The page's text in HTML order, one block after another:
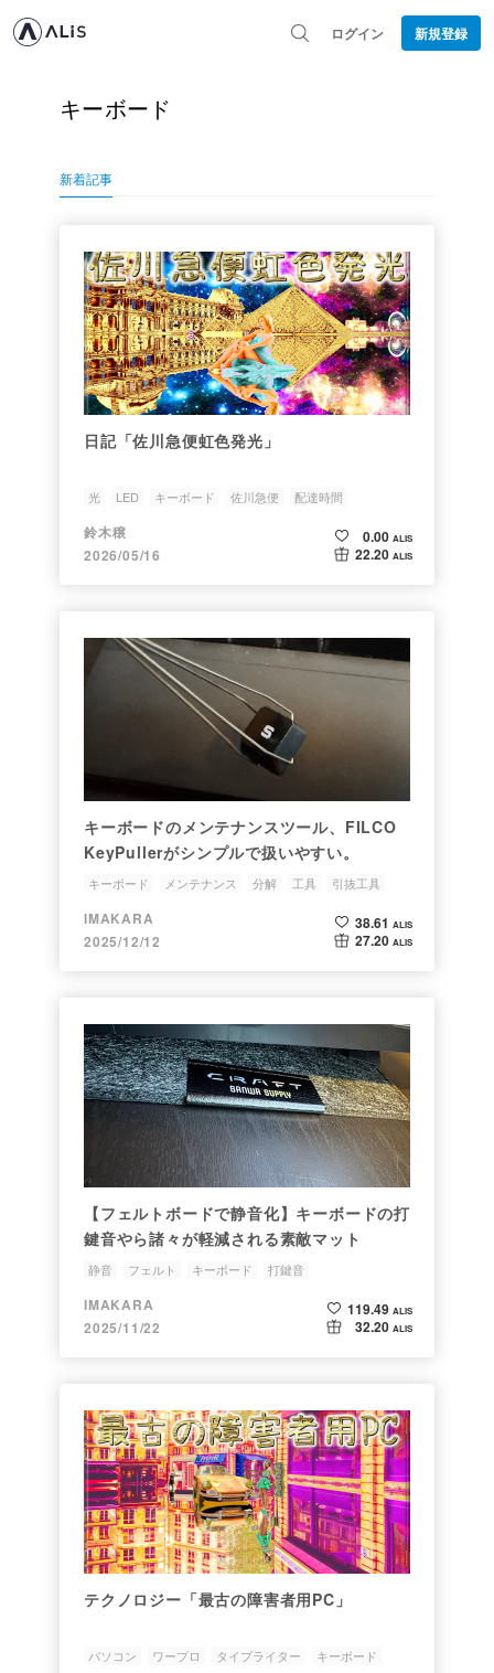
ログイン 新規登録
キーボード
新着記事
日記「佐川急便虹色発光」
光 LED キーボード 佐川急便 配達時間
鈴木穣
2026/05/16
0.00 ALIS
22.20 ALIS
キーボードのメンテナンスツール、FILCO
KeyPullerがシンプルで扱いやすい。
キーボード メンテナンス 分解 工具 引抜工具
IMAKARA
2025/12/12
38.61 ALIS
27.20 ALIS
【フェルトボードで静音化】キーボードの打
鍵音やら諸々が軽減される素敵マット
静音 フェルト キーボード 打鍵音
IMAKARA
2025/11/22
119.49 ALIS
32.20 ALIS
テクノロジー「最古の障害者用PC」
パソコン ワープロ タイプライター
キーボード